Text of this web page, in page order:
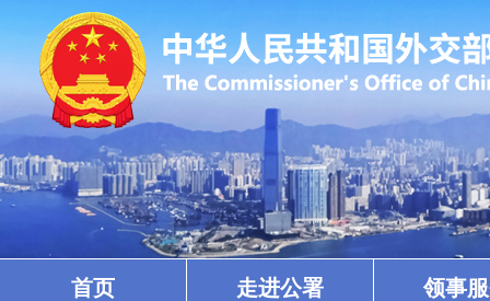
首页 走进公署 领事